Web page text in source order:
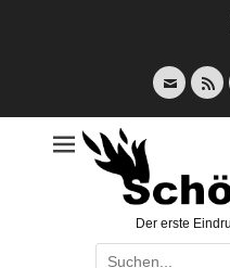
E-
Mail
Der erste
Suche